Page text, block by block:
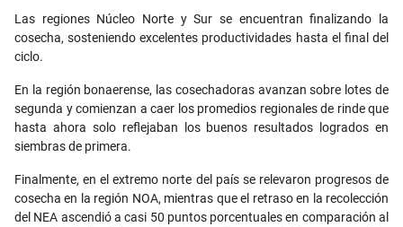
Las regiones Núcleo Norte y Sur se encuentran finalizando la
cosecha, sosteniendo excelentes productividades hasta el final del
ciclo.
En la región bonaerense, las cosechadoras avanzan sobre lotes de
segunda y comienzan a caer los promedios regionales de rinde que
hasta ahora solo reflejaban los buenos resultados logrados en
siembras de primera.
Finalmente, en el extremo norte del país se relevaron progresos de
cosecha en la región NOA, mientras que el retraso en la recolección
del NEA ascendió a casi 50 puntos porcentuales en comparación al